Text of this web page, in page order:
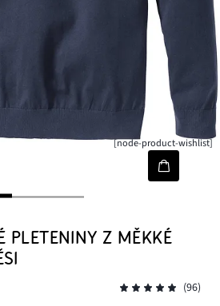
[node-product-wishlist]
PLETENINY Z MĚKKÉ
(96)